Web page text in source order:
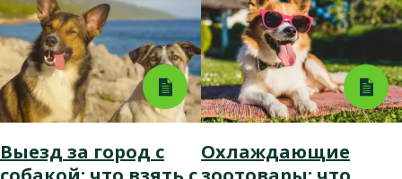
Выезд за город с
Охлаждающие